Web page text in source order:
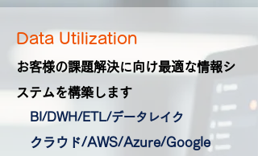
Data Utilization
お客様の課題解決に向け最適な情報シ
ステムを構築します
BI/DWH/ETL/データレイク
クラウド/AWS/Azure/Google